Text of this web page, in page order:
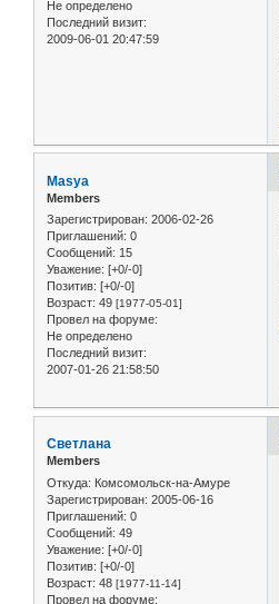
Не определено
Последний визит:
2009-06-01 20:47:59
Masya
Members
Зарегистрирован: 2006-02-26
Приглашений: 0
Сообщений: 15
Уважение: [+0/-0]
Позитив: [+0/-0]
Возраст: 49 [1977-05-01]
Провел на форуме:
Не определено
Последний визит:
2007-01-26 21:58:50
Светлана
Members
Откуда: Комсомольск-на-Амуре
Зарегистрирован: 2005-06-16
Приглашений: 0
Сообщений: 49
Уважение: [+0/-0]
Позитив: [+0/-0]
Возраст: 48 [1977-11-14]
Провел на форуме: